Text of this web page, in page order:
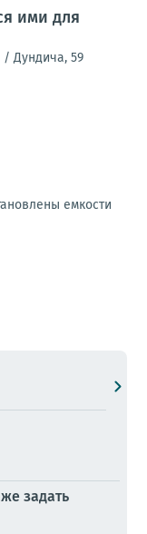
ими для
/ Дундича, 59
емкости
задать